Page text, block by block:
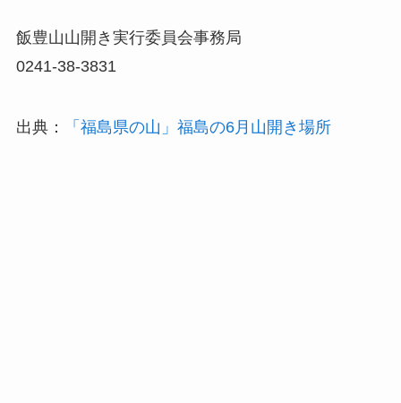
飯豊山山開き実行委員会事務局
0241-38-3831
出典： 「福島県の山」福島の6月山開き場所